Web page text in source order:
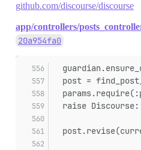
github.com/discourse/discourse
app/controllers/
20a954fa0
post =
raise